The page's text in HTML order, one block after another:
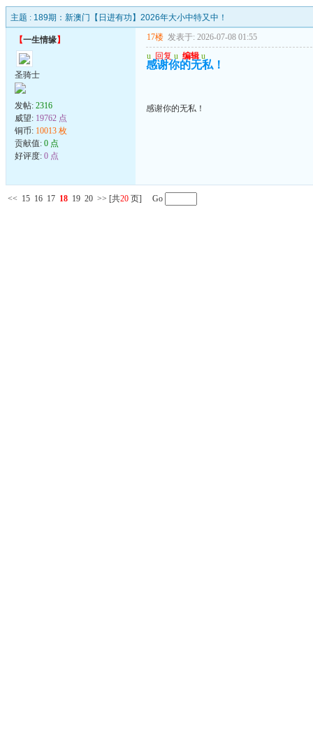
主题 : 189期：新澳门【日进有功】2026年大小中特又中！
【一生情缘】
圣骑士
发帖: 2316
威望: 19762 点
铜币: 10013 枚
贡献值: 0 点
好评度: 0 点
17楼 发表于: 2026-07-08 01:55
u 回复 u 编辑 u
感谢你的无私！
感谢你的无私！
<< 15 16 17 18 19 20 >> [共20 页] Go